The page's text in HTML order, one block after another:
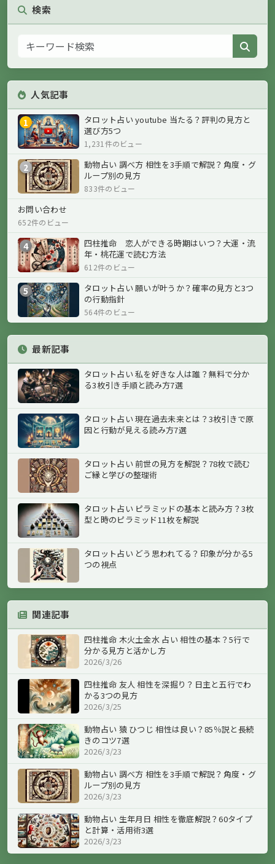
検索
人気記事
1
タロット占い youtube 当たる？評判の見方と
選び方5つ
1,231件のビュー
2
動物占い 調べ方 相性を3手順で解説？角度・グ
ループ別の見方
833件のビュー
お問い合わせ
652件のビュー
4
四柱推命 恋人ができる時期はいつ？大運・流
年・桃花運で読む方法
612件のビュー
5
タロット占い 願いが叶うか？確率の見方と3つ
の行動指針
564件のビュー
最新記事
タロット占い 私を好きな人は誰？無料で分か
る3枚引き手順と読み方7選
タロット占い 現在過去未来とは？3枚引きで原
因と行動が見える読み方7選
タロット占い 前世の見方を解説？78枚で読む
ご縁と学びの整理術
タロット占い ピラミッドの基本と読み方？3枚
型と時のピラミッド11枚を解説
タロット占い どう思われてる？印象が分かる5
つの視点
関連記事
四柱推命 木火土金水 占い 相性の基本？5行で
分かる見方と活かし方
2026/3/26
四柱推命 友人 相性を深掘り？日主と五行でわ
かる3つの見方
2026/3/25
動物占い 猿 ひつじ 相性は良い？85％説と長続
きのコツ7選
2026/3/23
動物占い 調べ方 相性を3手順で解説？角度・グ
ループ別の見方
2026/3/23
動物占い 生年月日 相性を徹底解説？60タイプ
と計算・活用術3選
2026/3/23